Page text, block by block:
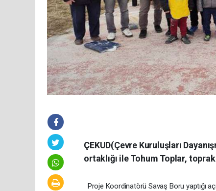
ÇEKUD(Çevre Kuruluşları
ortaklığı ile Tohum Toplar,
Proje Koordinatörü Savaş Boru yaptığı